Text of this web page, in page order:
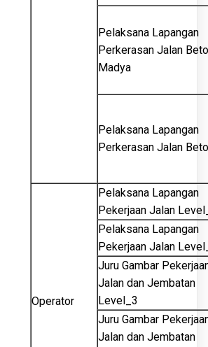
Pelaksana Lapangan
Perkerasan Jalan
Madya
Pelaksana Lapangan
Perkerasan Jalan
Operator
Pelaksana Lapangan
Pekerjaan Jalan
Pelaksana Lapangan
Pekerjaan Jalan
Juru Gambar
Jalan dan Jembatan
Level_3
Juru Gambar
Jalan dan Jembatan